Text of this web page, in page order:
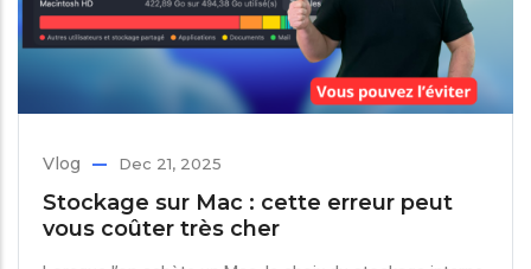
Vlog Dec 21, 2025
Stockage sur Mac : cette erreur peut
vous coûter très cher